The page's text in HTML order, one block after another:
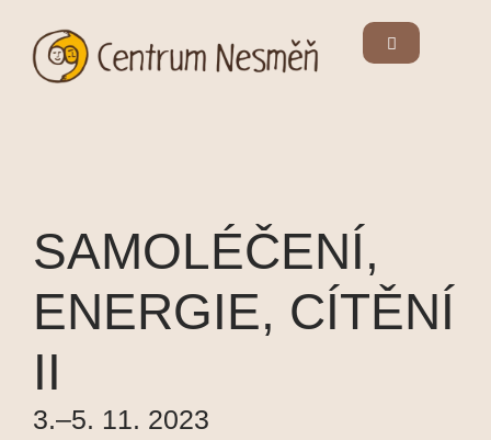
SAMOLÉČENÍ,
ENERGIE, CÍTĚNÍ
II
3.–5. 11. 2023